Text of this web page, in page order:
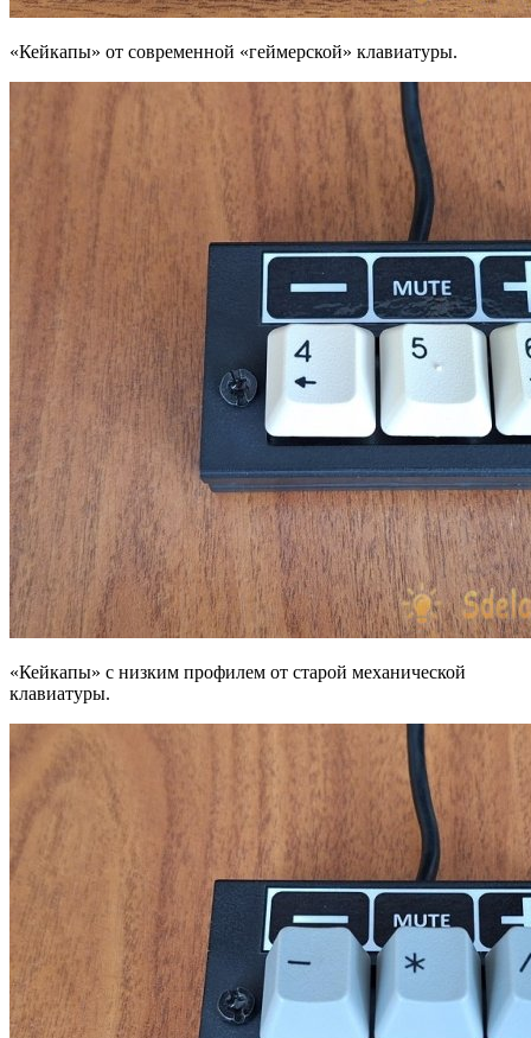
«Кейкапы» от современной «геймерской» клавиатуры.
«Кейкапы» с низким профилем от старой механической
клавиатуры.